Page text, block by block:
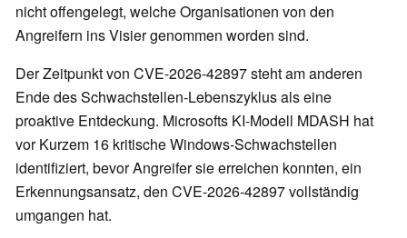
nicht offengelegt, welche Organisationen von den
Angreifern ins Visier genommen worden sind.
Der Zeitpunkt von CVE-2026-42897 steht am anderen
Ende des Schwachstellen-Lebenszyklus als eine
proaktive Entdeckung. Microsofts KI-Modell MDASH hat
vor Kurzem 16 kritische Windows-Schwachstellen
identifiziert, bevor Angreifer sie erreichen konnten, ein
Erkennungsansatz, den CVE-2026-42897 vollständig
umgangen hat.